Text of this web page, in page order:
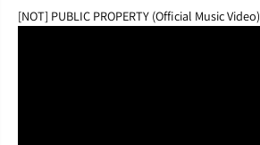
[NOT] PUBLIC PROPERTY (Official Music Video)